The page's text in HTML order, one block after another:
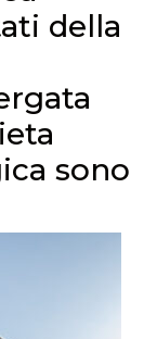
della
sono